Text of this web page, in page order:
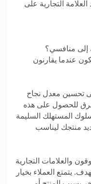
التجارية على
إلى منافسي؟
عندما يقارنون
تحسين معدل نجاح
للحصول على هذه
المستهلك السليمة
منتجك ليناسب
والعلامات التجارية
يتمتع العملاء بخيار